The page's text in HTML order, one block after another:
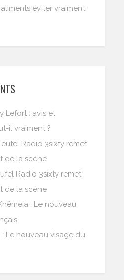
éviter vraiment
Lefort : avis et
il vraiment ?
Radio 3sixty remet
de la scène
Radio 3sixty remet
de la scène
: Le nouveau
: Le nouveau visage du